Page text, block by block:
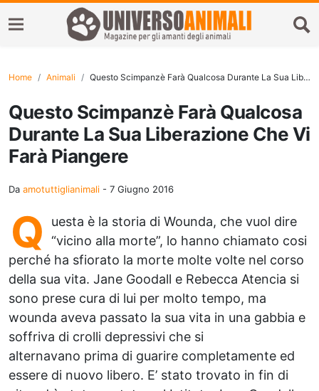
Home Animali Questo Scimpanzè Farà Qualcosa Durante La Sua Liberazione Che Vi Farà Piangere
Questo Scimpanzè Farà Qualcosa
Durante La Sua Liberazione Che Vi
Farà Piangere
Da amotuttiglianimali - 7 Giugno 2016
Q
uesta è la storia di Wounda, che vuol dire
“vicino alla morte”, lo hanno chiamato cosi
perché ha sfiorato la morte molte volte nel corso
della sua vita. Jane Goodall e Rebecca Atencia si
sono prese cura di lui per molto tempo, ma
wounda aveva passato la sua vita in una gabbia e
soffriva di crolli depressivi che si
alternavano prima di guarire completamente ed
essere di nuovo libero. E’ stato trovato in fin di